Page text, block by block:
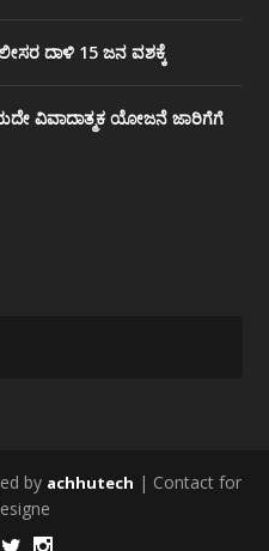
ದಾಳಿ 15 ಜನ ವಶಕ್ಕೆ
ವಿವಾದಾತ್ಮಕ ಯೋಜನೆ ಜಾರಿಗೆಗೆ
by achhutech | Contact for